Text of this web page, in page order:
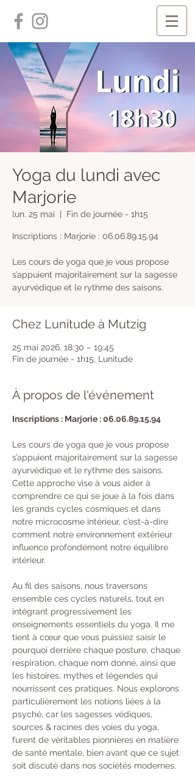
Yoga du lundi avec
Marjorie
lun. 25 mai Fin de journée - 1h15
Inscriptions : Marjorie : 06.06.89.15.94
Les cours de yoga que je vous propose
s’appuient majoritairement sur la sagesse
ayurvédique et le rythme des saisons.
Chez Lunitude à Mutzig
25 mai 2026, 18:30 – 19:45
Fin de journée - 1h15, Lunitude
À propos de l'événement
Inscriptions : Marjorie : 06.06.89.15.94
Les cours de yoga que je vous propose
s’appuient majoritairement sur la sagesse
ayurvédique et le rythme des saisons.
Cette approche vise à vous aider à
comprendre ce qui se joue à la fois dans
les grands cycles cosmiques et dans
notre microcosme intérieur, c’est-à-dire
comment notre environnement extérieur
influence profondément notre équilibre
intérieur.
Au fil des saisons, nous traversons
ensemble ces cycles naturels, tout en
intégrant progressivement les
enseignements essentiels du yoga. Il me
tient à cœur que vous puissiez saisir le
pourquoi derrière chaque posture, chaque
respiration, chaque nom donné, ainsi que
les histoires, mythes et légendes qui
nourrissent ces pratiques. Nous explorons
particulièrement les notions liées à la
psyché, car les sagesses védiques,
sources & racines des voies du yoga,
furent de véritables pionnières en matière
de santé mentale, bien avant que ce sujet
soit discuté dans nos sociétés modernes.